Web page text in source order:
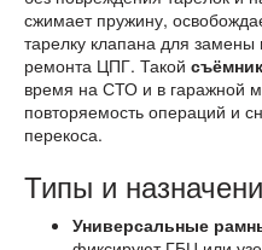
сжимает пружину,
тарелку клапана для
ремонта ЦПГ. Такой
время на СТО и в гаражной
повторяемость операций и
перекоса.
Типы и
Универсальные